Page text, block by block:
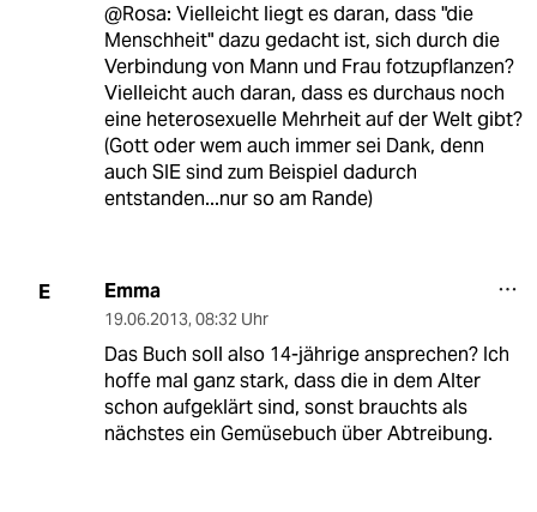
@Rosa: Vielleicht liegt es daran, dass "die
Menschheit" dazu gedacht ist, sich durch die
Verbindung von Mann und Frau fotzupflanzen?
Vielleicht auch daran, dass es durchaus noch
eine heterosexuelle Mehrheit auf der Welt gibt?
(Gott oder wem auch immer sei Dank, denn
auch SIE sind zum Beispiel dadurch
entstanden...nur so am Rande)
E Emma
19.06.2013, 08:32 Uhr
Das Buch soll also 14-jährige ansprechen? Ich
hoffe mal ganz stark, dass die in dem Alter
schon aufgeklärt sind, sonst brauchts als
nächstes ein Gemüsebuch über Abtreibung.